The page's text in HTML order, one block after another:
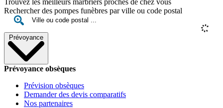
Rechercher des pompes funèbres par ville ou code postal
Prévoyance
Prévoyance obsèques
Prévision obsèques
Demander des devis comparatifs
Nos partenaires